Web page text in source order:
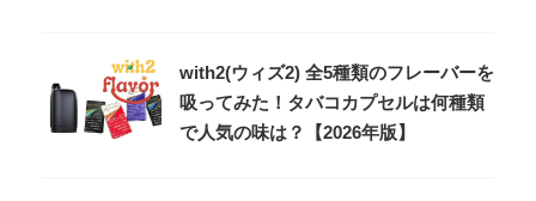
with2(ウィズ2) 全5種類のフレーバーを
吸ってみた！タバコカプセルは何種類
で人気の味は？【2026年版】